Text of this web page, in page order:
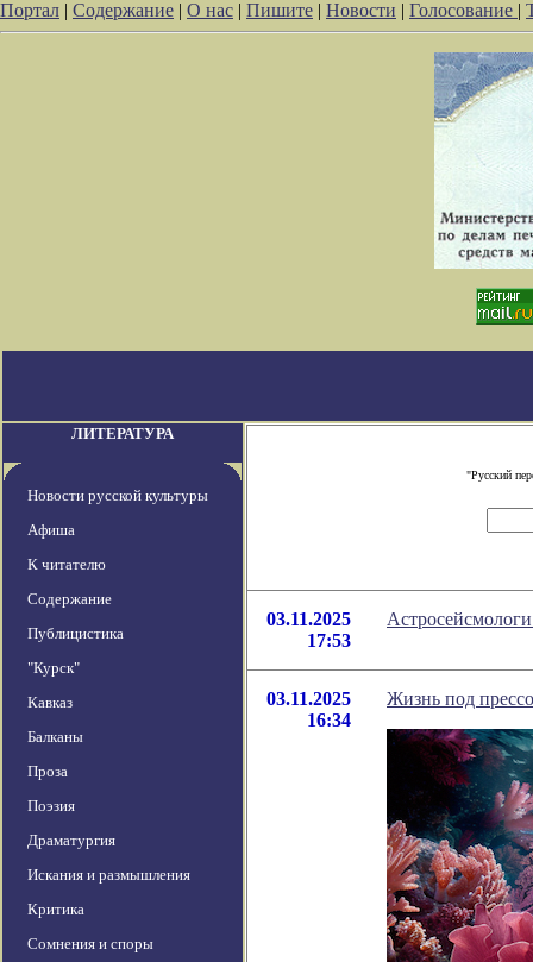
Портал | Содержание | О нас | Пишите | Новости | Голосование |
ЛИТЕРАТУРА
Новости русской культуры
Афиша
К читателю
Содержание
Публицистика
"Курск"
Кавказ
Балканы
Проза
Поэзия
Драматургия
Искания и размышления
Критика
Сомнения и споры
"Русский
03.11.2025
17:53
03.11.2025
16:34
Жизнь под